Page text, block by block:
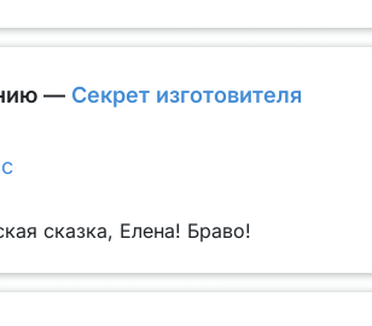
— Секрет изготовителя
сказка, Елена! Браво!